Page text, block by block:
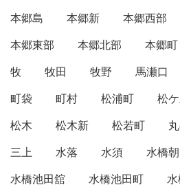
本郷島
本郷新 本郷西部
本郷東部
本郷北部 本郷町
牧
牧田 牧野 馬瀬口
町袋
町村 松浦町 松
松木
松木新 松若町
三上
水落 水須 水橋
水橋池田舘
水橋池田町